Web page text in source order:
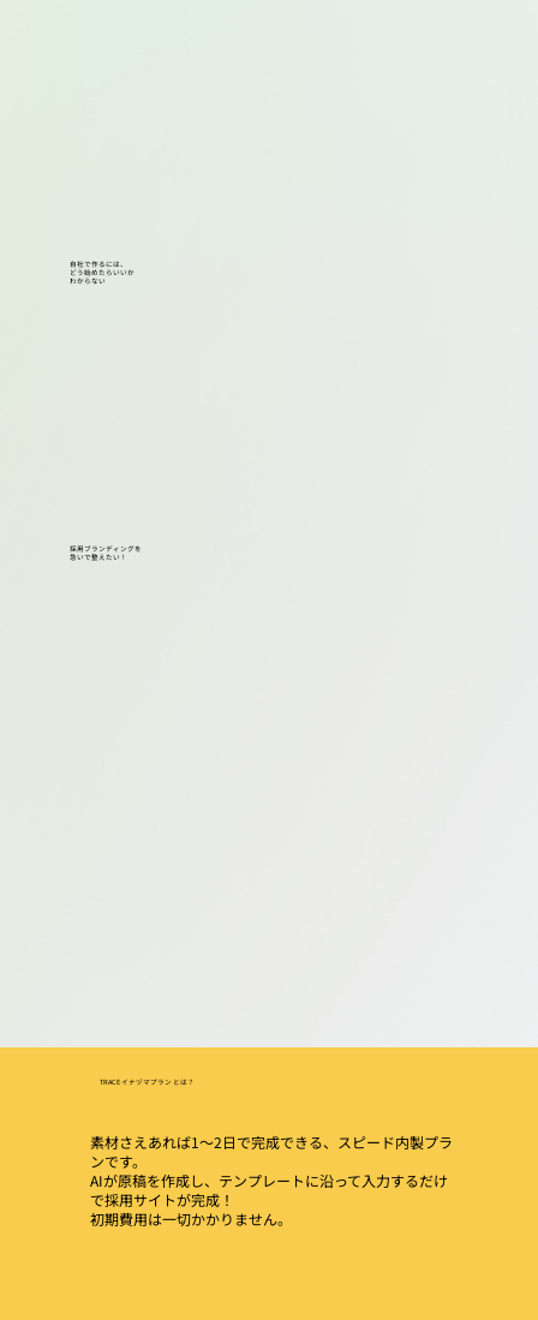
自社で作るには、
どう始めたらいいか
わからない
採用ブランディングを
急いで整えたい！
素材さえあれば1～2日で完成できる、スピード内製プラ
ンです。
AIが原稿を作成し、テンプレートに沿って入力するだけ
で採用サイトが完成！
初期費用は一切かかりません。
TRACE イナヅマプラン とは？